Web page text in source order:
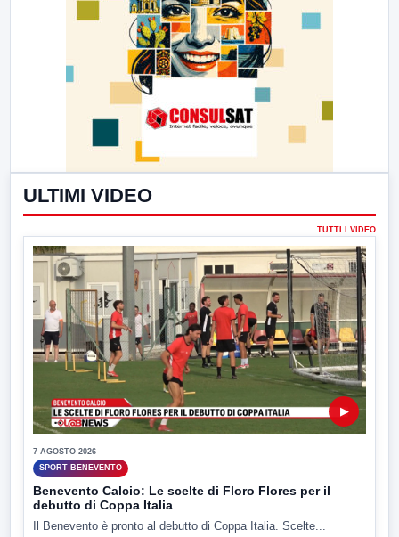
ULTIMI VIDEO
TUTTI I VIDEO
▶
7 AGOSTO 2026
SPORT BENEVENTO
Benevento Calcio: Le scelte di Floro Flores per il
debutto di Coppa Italia
Il Benevento è pronto al debutto di Coppa Italia. Scelte...